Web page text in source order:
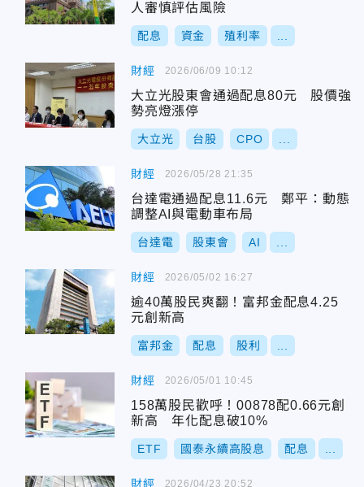
人審慎評估風險
配息 資金 殖利率
財經
大立光股東會通過配息80元 股價強
勢亮燈漲停
大立光 台股 CPO
2026/06/09 10:12
財經
台達電通過配息11.6元 鄭平：動態
調整AI與電動車布局
台達電 股東會 AI
2026/05/28 21:35
財經
逾40萬股民爽翻！富邦金配息4.25
元創新高
富邦金 配息 股利
2026/05/02 16:27
財經
158萬股民歡呼！00878配0.66元創
新高 年化配息破10%
ETF 國泰永續高股息 配息
2026/05/01 10:45
財經 2026/04/23 20:52